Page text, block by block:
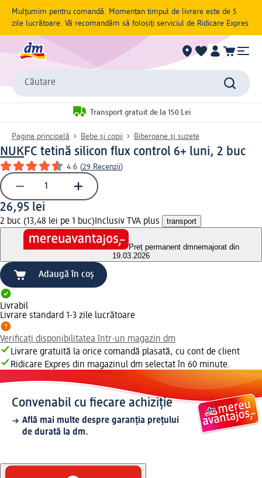
Mulțumim pentru comandă. Momentan timpul de livrare este de 5
zile lucrătoare. Vă recomandăm să folosiți serviciul de Ridicare Expres
Căutare
Transport gratuit de la 150 Lei
Pagina principală Bebe și copii Biberoane și suzete
NUKFC tetină silicon flux control 6+ luni, 2 buc
4.6 (29 Recenzii)
26,95 lei
2 buc (13,48 lei pe 1 buc) Inclusiv TVA plus transport
Preț permanent dmnemajorat din
19.03.2026
Adaugă în coș
Livrabil
Livrare standard 1-3 zile lucrătoare
Verificați disponibilitatea într-un magazin dm
Livrare gratuită la orice comandă plasată, cu cont de client
Ridicare Expres din magazinul dm selectat în 60 minute.
Convenabil cu fiecare achiziție
Află mai multe despre garanția prețului
de durată la dm.